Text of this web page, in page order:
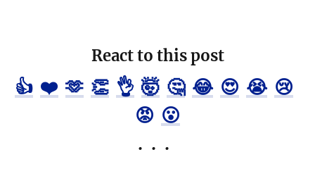
React to this post
👍 ❤️ 🫶 👏 👌 🤯 🤔 😂 😍 😭 😢
😡 😮